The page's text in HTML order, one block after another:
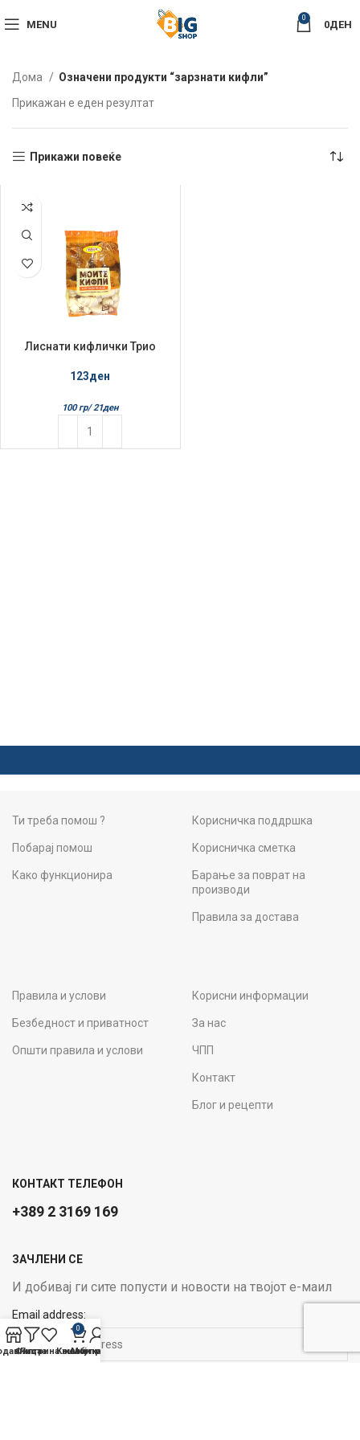
MENU
0
0ДЕН
Дома
Означени продукти “зарзнати кифли”
Прикажан е еден резултат
Прикажи повеќе
Лиснати кифлички Трио
123ден
100 гр/ 21ден
Ти треба помош ?
Побарај помош
Како функционира
Корисничка поддршка
Корисничка сметка
Барање за поврат на
производи
Правила за достава
Правила и услови
Безбедност и приватност
Општи правила и услови
Корисни информации
За нас
ЧПП
Контакт
Блог и рецепти
КОНТАКТ ТЕЛЕФОН
+389 2 3169 169
ЗАЧЛЕНИ СЕ
И добивај ги сите попусти и новости на твојот е-маил
Email address:
Филтри
Листа на желби
0
Кошничка
Мој профил